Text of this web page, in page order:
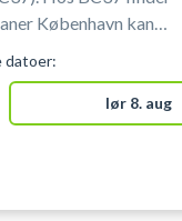
København kan
Medbring fjerbolde og ketsjer.
datoer:
lør 8. aug